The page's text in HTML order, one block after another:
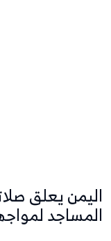
اليمن يعلق
المساجد